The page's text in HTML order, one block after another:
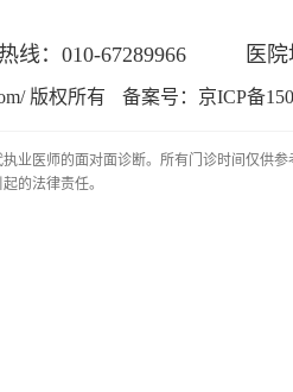
线：010-67289966 医
版权所有 备案号：京ICP备
业医师的面对面诊断。所有门诊时间仅供
的法律责任。